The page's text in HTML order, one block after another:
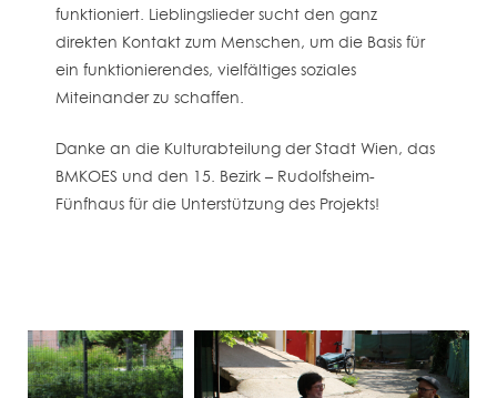
funktioniert. Lieblingslieder sucht den ganz
direkten Kontakt zum Menschen, um die Basis für
ein funktionierendes, vielfältiges soziales
Miteinander zu schaffen.
Danke an die Kulturabteilung der Stadt Wien, das
BMKOES und den 15. Bezirk – Rudolfsheim-
Fünfhaus für die Unterstützung des Projekts!